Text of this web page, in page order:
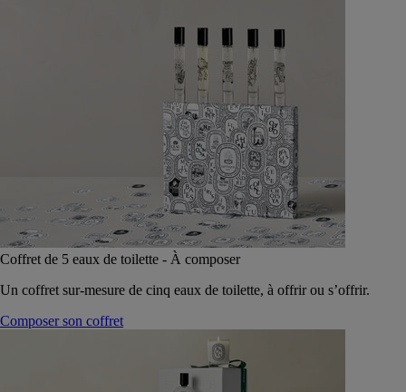
Coffret de 5 eaux de toilette - À composer
Un coffret sur-mesure de cinq eaux de toilette, à offrir ou s’offrir.
Composer son coffret